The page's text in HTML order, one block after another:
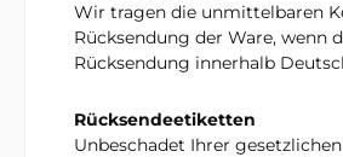
Wir tragen die unmittelbaren
Rücksendung der Ware, wenn
Rücksendung innerhalb
Rücksendeetiketten
Unbeschadet Ihrer